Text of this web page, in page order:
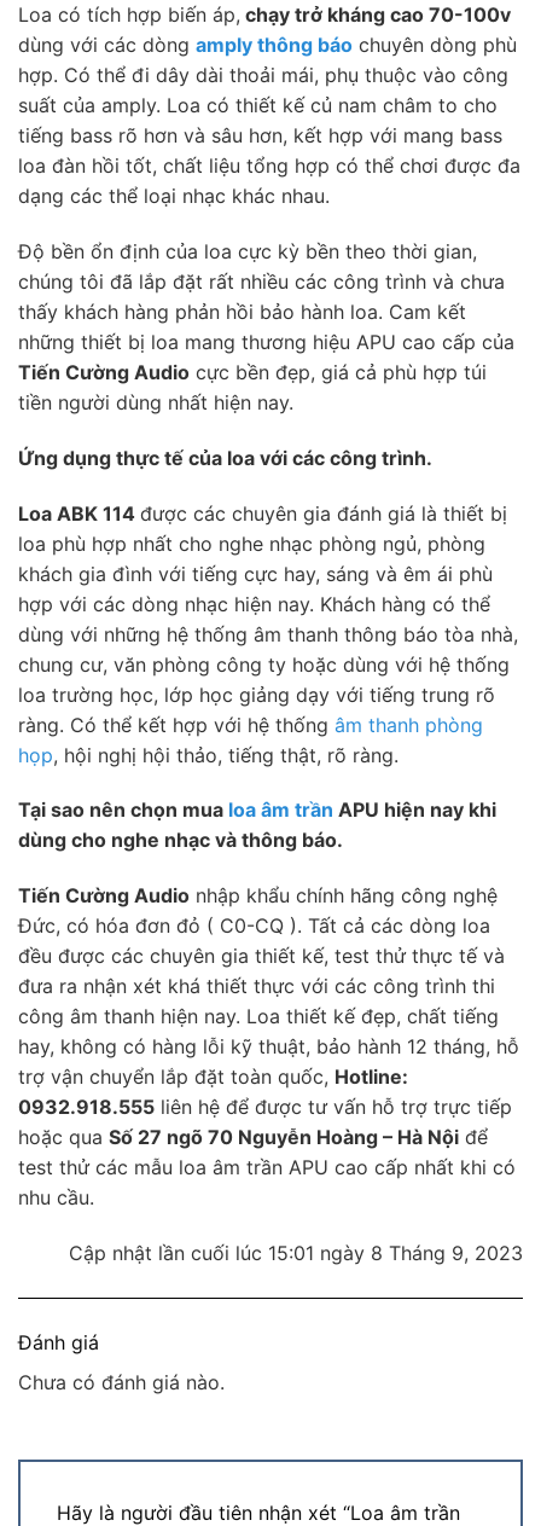
Loa có tích hợp biến áp, chạy trở kháng cao 70-100v
dùng với các dòng amply thông báo chuyên dòng phù
hợp. Có thể đi dây dài thoải mái, phụ thuộc vào công
suất của amply. Loa có thiết kế củ nam châm to cho
tiếng bass rõ hơn và sâu hơn, kết hợp với mang bass
loa đàn hồi tốt, chất liệu tổng hợp có thể chơi được đa
dạng các thể loại nhạc khác nhau.
Độ bền ổn định của loa cực kỳ bền theo thời gian,
chúng tôi đã lắp đặt rất nhiều các công trình và chưa
thấy khách hàng phản hồi bảo hành loa. Cam kết
những thiết bị loa mang thương hiệu APU cao cấp của
Tiến Cường Audio cực bền đẹp, giá cả phù hợp túi
tiền người dùng nhất hiện nay.
Ứng dụng thực tế của loa với các công trình.
Loa ABK 114 được các chuyên gia đánh giá là thiết bị
loa phù hợp nhất cho nghe nhạc phòng ngủ, phòng
khách gia đình với tiếng cực hay, sáng và êm ái phù
hợp với các dòng nhạc hiện nay. Khách hàng có thể
dùng với những hệ thống âm thanh thông báo tòa nhà,
chung cư, văn phòng công ty hoặc dùng với hệ thống
loa trường học, lớp học giảng dạy với tiếng trung rõ
ràng. Có thể kết hợp với hệ thống âm thanh phòng
họp, hội nghị hội thảo, tiếng thật, rõ ràng.
Tại sao nên chọn mua loa âm trần APU hiện nay khi
dùng cho nghe nhạc và thông báo.
Tiến Cường Audio nhập khẩu chính hãng công nghệ
Đức, có hóa đơn đỏ ( C0-CQ ). Tất cả các dòng loa
đều được các chuyên gia thiết kế, test thử thực tế và
đưa ra nhận xét khá thiết thực với các công trình thi
công âm thanh hiện nay. Loa thiết kế đẹp, chất tiếng
hay, không có hàng lỗi kỹ thuật, bảo hành 12 tháng, hỗ
trợ vận chuyển lắp đặt toàn quốc, Hotline:
0932.918.555 liên hệ để được tư vấn hỗ trợ trực tiếp
hoặc qua Số 27 ngõ 70 Nguyễn Hoàng – Hà Nội để
test thử các mẫu loa âm trần APU cao cấp nhất khi có
nhu cầu.
Cập nhật lần cuối lúc 15:01 ngày 8 Tháng 9, 2023
Đánh giá
Chưa có đánh giá nào.
Hãy là người đầu tiên nhận xét “Loa âm trần